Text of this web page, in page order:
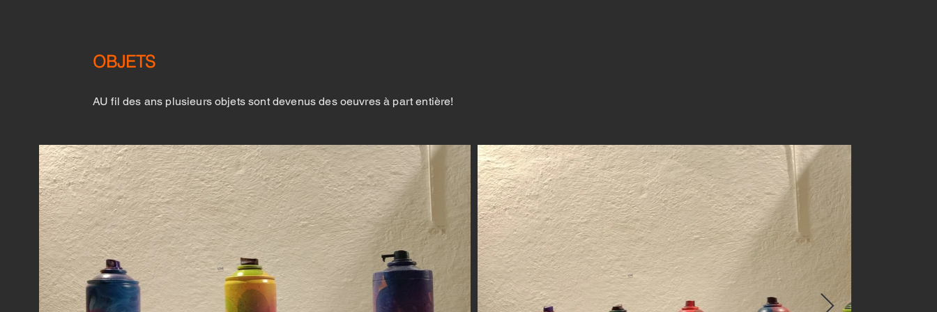
OBJETS
AU fil des ans plusieurs objets sont devenus des oeuvres à part entière!